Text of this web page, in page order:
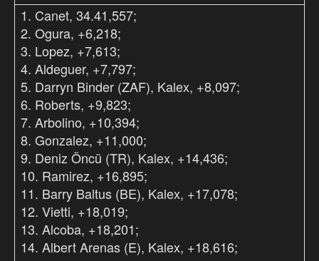
1. Canet, 34.41,557;
2. Ogura, +6,218;
3. Lopez, +7,613;
4. Aldeguer, +7,797;
5. Darryn Binder (ZAF), Kalex, +8,097;
6. Roberts, +9,823;
7. Arbolino, +10,394;
8. Gonzalez, +11,000;
9. Deniz Öncü (TR), Kalex, +14,436;
10. Ramirez, +16,895;
11. Barry Baltus (BE), Kalex, +17,078;
12. Vietti, +18,019;
13. Alcoba, +18,201;
14. Albert Arenas (E), Kalex, +18,616;